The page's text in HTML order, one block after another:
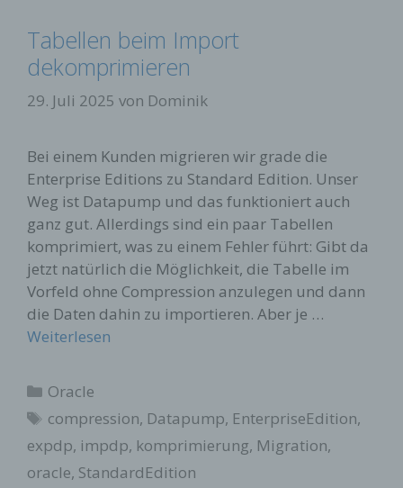
Tabellen beim Import
dekomprimieren
29. Juli 2025 von Dominik
Bei einem Kunden migrieren wir grade die
Enterprise Editions zu Standard Edition. Unser
Weg ist Datapump und das funktioniert auch
ganz gut. Allerdings sind ein paar Tabellen
komprimiert, was zu einem Fehler führt: Gibt da
jetzt natürlich die Möglichkeit, die Tabelle im
Vorfeld ohne Compression anzulegen und dann
die Daten dahin zu importieren. Aber je …
Weiterlesen
Kategorien
Oracle
Schlagwörter
compression, Datapump, EnterpriseEdition,
expdp, impdp, komprimierung, Migration,
oracle, StandardEdition